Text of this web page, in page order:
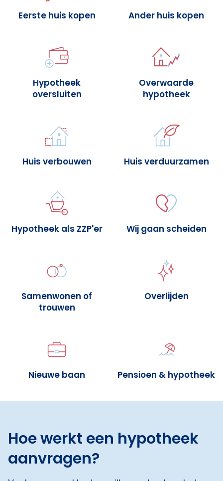
Eerste huis kopen Ander huis kopen
Hypotheek
oversluiten
Overwaarde
hypotheek
Huis verbouwen Huis verduurzamen
Hypotheek als ZZP'er Wij gaan scheiden
Samenwonen of
trouwen
Overlijden
Nieuwe baan Pensioen & hypotheek
Hoe werkt een hypotheek
aanvragen?